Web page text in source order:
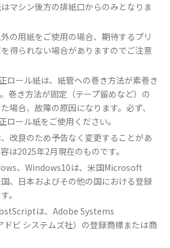
マシン後方の排紙口からのみとなりま
の用紙をご使用の場合、期待するプリ
得られない場合がありますのでご注意
ロール紙は、紙管への巻き方法が素巻き
巻き方法が固定（テープ留めなど）の
場合、故障の原因になります。必ず、
ロール紙をご使用ください。
改良のため予告なく変更することがあ
は2025年2月現在のものです。
、Windows10は、米国Microsoft
、日本およびその他の国における登録
。
は、Adobe Systems
ビ システムズ社）の登録商標または商